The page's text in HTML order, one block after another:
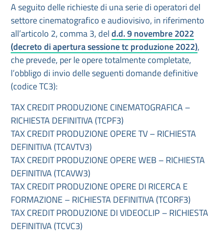
A seguito delle richieste di una serie di operatori del
settore cinematografico e audiovisivo, in riferimento
all’articolo 2, comma 3, deld.d. 9 novembre 2022
(decreto di apertura sessione tc produzione 2022),
che prevede, per le opere totalmente completate,
l’obbligo di invio delle seguenti domande definitive
(codice TC3):
TAX CREDIT PRODUZIONE CINEMATOGRAFICA –
RICHIESTA DEFINITIVA (TCPF3)
TAX CREDIT PRODUZIONE OPERE TV – RICHIESTA
DEFINITIVA (TCAVTV3)
TAX CREDIT PRODUZIONE OPERE WEB – RICHIESTA
DEFINITIVA (TCAVW3)
TAX CREDIT PRODUZIONE OPERE DI RICERCA E
FORMAZIONE – RICHIESTA DEFINITIVA (TCORF3)
TAX CREDIT PRODUZIONE DI VIDEOCLIP – RICHIESTA
DEFINITIVA (TCVC3)